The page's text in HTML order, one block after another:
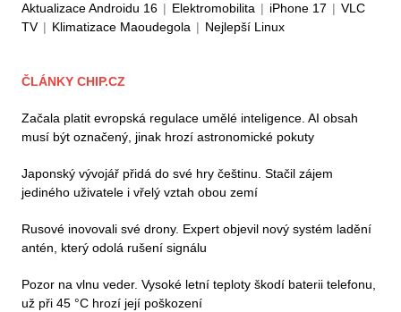
Aktualizace Androidu 16 | Elektromobilita | iPhone 17 | VLC
TV | Klimatizace Maoudegola | Nejlepší Linux
ČLÁNKY CHIP.CZ
Začala platit evropská regulace umělé inteligence. AI obsah
musí být označený, jinak hrozí astronomické pokuty
Japonský vývojář přidá do své hry češtinu. Stačil zájem
jediného uživatele i vřelý vztah obou zemí
Rusové inovovali své drony. Expert objevil nový systém ladění
antén, který odolá rušení signálu
Pozor na vlnu veder. Vysoké letní teploty škodí baterii telefonu,
už při 45 °C hrozí její poškození